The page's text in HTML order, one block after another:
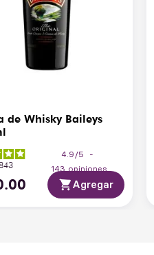
de Whisky Baileys
4.9 /5
-
143 opiniones
.00 Agregar